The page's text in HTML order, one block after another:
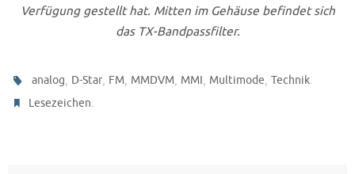
Verfügung gestellt hat. Mitten im Gehäuse befindet sich
das TX-Bandpassfilter.
analog, D-Star, FM, MMDVM, MMI, Multimode,Technik.
Lesezeichen.